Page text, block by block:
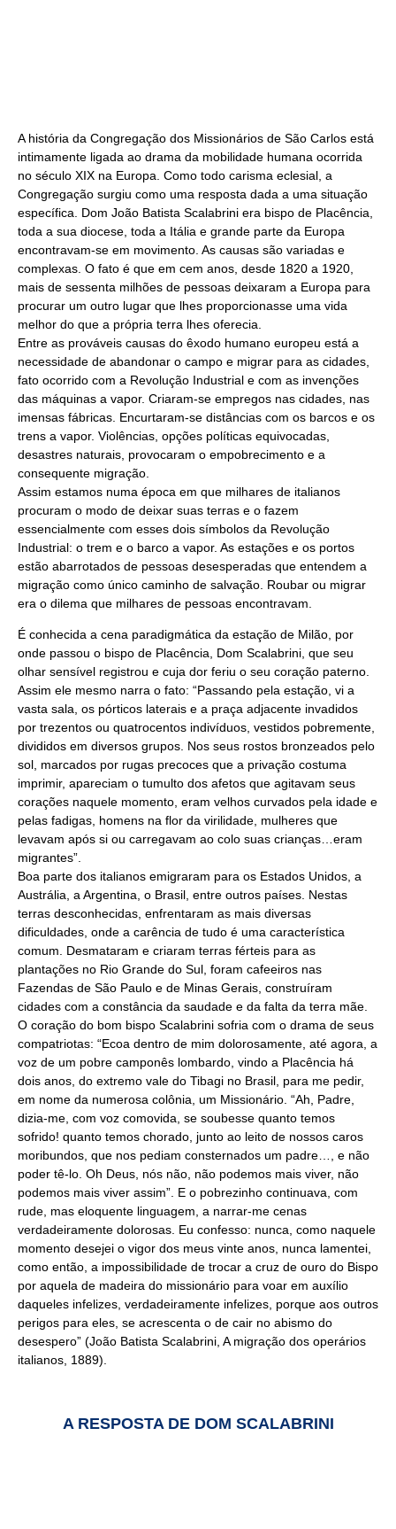
A história da Congregação dos Missionários de São Carlos está
intimamente ligada ao drama da mobilidade humana ocorrida
no século XIX na Europa. Como todo carisma eclesial, a
Congregação surgiu como uma resposta dada a uma situação
específica. Dom João Batista Scalabrini era bispo de Placência,
toda a sua diocese, toda a Itália e grande parte da Europa
encontravam-se em movimento. As causas são variadas e
complexas. O fato é que em cem anos, desde 1820 a 1920,
mais de sessenta milhões de pessoas deixaram a Europa para
procurar um outro lugar que lhes proporcionasse uma vida
melhor do que a própria terra lhes oferecia.
Entre as prováveis causas do êxodo humano europeu está a
necessidade de abandonar o campo e migrar para as cidades,
fato ocorrido com a Revolução Industrial e com as invenções
das máquinas a vapor. Criaram-se empregos nas cidades, nas
imensas fábricas. Encurtaram-se distâncias com os barcos e os
trens a vapor. Violências, opções políticas equivocadas,
desastres naturais, provocaram o empobrecimento e a
consequente migração.
Assim estamos numa época em que milhares de italianos
procuram o modo de deixar suas terras e o fazem
essencialmente com esses dois símbolos da Revolução
Industrial: o trem e o barco a vapor. As estações e os portos
estão abarrotados de pessoas desesperadas que entendem a
migração como único caminho de salvação. Roubar ou migrar
era o dilema que milhares de pessoas encontravam.
É conhecida a cena paradigmática da estação de Milão, por
onde passou o bispo de Placência, Dom Scalabrini, que seu
olhar sensível registrou e cuja dor feriu o seu coração paterno.
Assim ele mesmo narra o fato: “Passando pela estação, vi a
vasta sala, os pórticos laterais e a praça adjacente invadidos
por trezentos ou quatrocentos indivíduos, vestidos pobremente,
divididos em diversos grupos. Nos seus rostos bronzeados pelo
sol, marcados por rugas precoces que a privação costuma
imprimir, apareciam o tumulto dos afetos que agitavam seus
corações naquele momento, eram velhos curvados pela idade e
pelas fadigas, homens na flor da virilidade, mulheres que
levavam após si ou carregavam ao colo suas crianças…eram
migrantes”.
Boa parte dos italianos emigraram para os Estados Unidos, a
Austrália, a Argentina, o Brasil, entre outros países. Nestas
terras desconhecidas, enfrentaram as mais diversas
dificuldades, onde a carência de tudo é uma característica
comum. Desmataram e criaram terras férteis para as
plantações no Rio Grande do Sul, foram cafeeiros nas
Fazendas de São Paulo e de Minas Gerais, construíram
cidades com a constância da saudade e da falta da terra mãe.
O coração do bom bispo Scalabrini sofria com o drama de seus
compatriotas: “Ecoa dentro de mim dolorosamente, até agora, a
voz de um pobre camponês lombardo, vindo a Placência há
dois anos, do extremo vale do Tibagi no Brasil, para me pedir,
em nome da numerosa colônia, um Missionário. “Ah, Padre,
dizia-me, com voz comovida, se soubesse quanto temos
sofrido! quanto temos chorado, junto ao leito de nossos caros
moribundos, que nos pediam consternados um padre…, e não
poder tê-lo. Oh Deus, nós não, não podemos mais viver, não
podemos mais viver assim”. E o pobrezinho continuava, com
rude, mas eloquente linguagem, a narrar-me cenas
verdadeiramente dolorosas. Eu confesso: nunca, como naquele
momento desejei o vigor dos meus vinte anos, nunca lamentei,
como então, a impossibilidade de trocar a cruz de ouro do Bispo
por aquela de madeira do missionário para voar em auxílio
daqueles infelizes, verdadeiramente infelizes, porque aos outros
perigos para eles, se acrescenta o de cair no abismo do
desespero” (João Batista Scalabrini, A migração dos operários
italianos, 1889).
A RESPOSTA DE DOM SCALABRINI